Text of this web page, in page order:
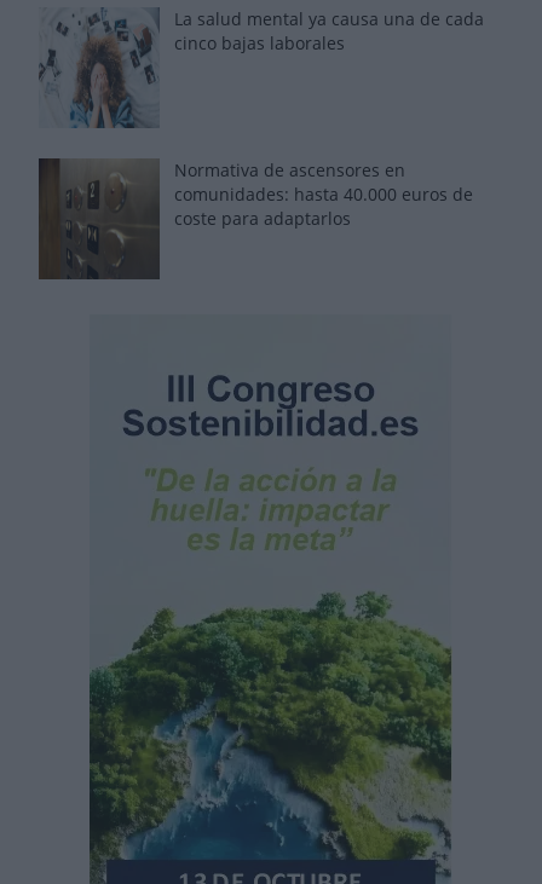
La salud mental ya causa una de cada
cinco bajas laborales
Normativa de ascensores en
comunidades: hasta 40.000 euros de
coste para adaptarlos